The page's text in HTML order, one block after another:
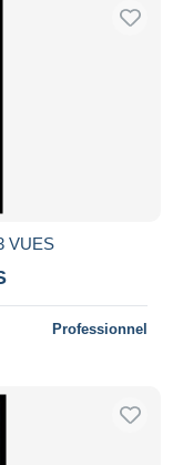
VUES
Professionnel